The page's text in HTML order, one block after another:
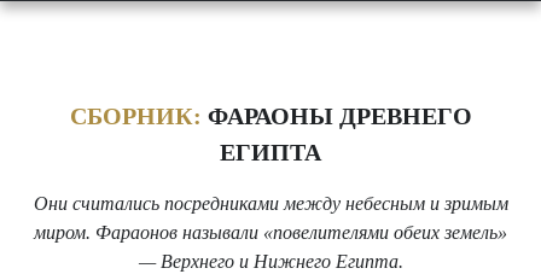
СБОРНИК: ФАРАОНЫ ДРЕВНЕГО
ЕГИПТА
Они считались посредниками между небесным и зримым
миром. Фараонов называли «повелителями обеих земель»
— Верхнего и Нижнего Египта.